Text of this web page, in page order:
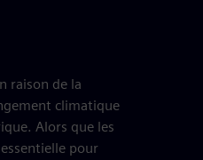
raison de la
climatique
Alors que les
pour